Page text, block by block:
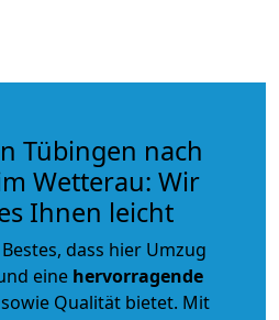
Tübingen nach
Wetterau: Wir
Ihnen leicht
dass hier Umzug
eine hervorragende
sowie Qualität bietet. Mit